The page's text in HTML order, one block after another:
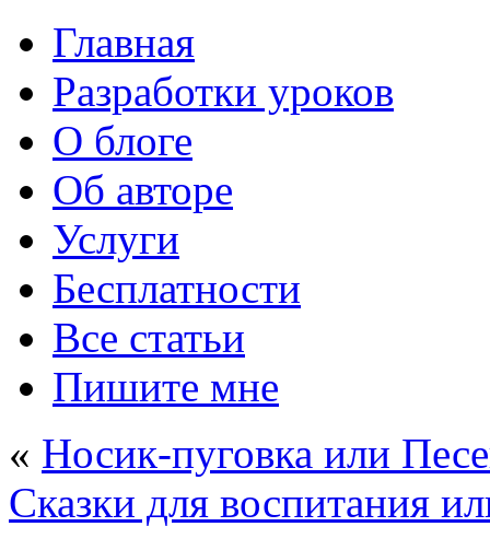
Главная
Разработки уроков
О блоге
Об авторе
Услуги
Бесплатности
Все статьи
Пишите мне
« Носик-пуговка или
Сказки для воспитания